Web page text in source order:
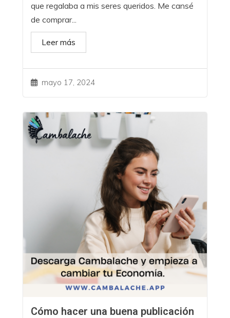
mayo 17, 2024
que regalaba a mis seres queridos. Me cansé
de comprar...
Leer más
Cómo hacer una buena publicación